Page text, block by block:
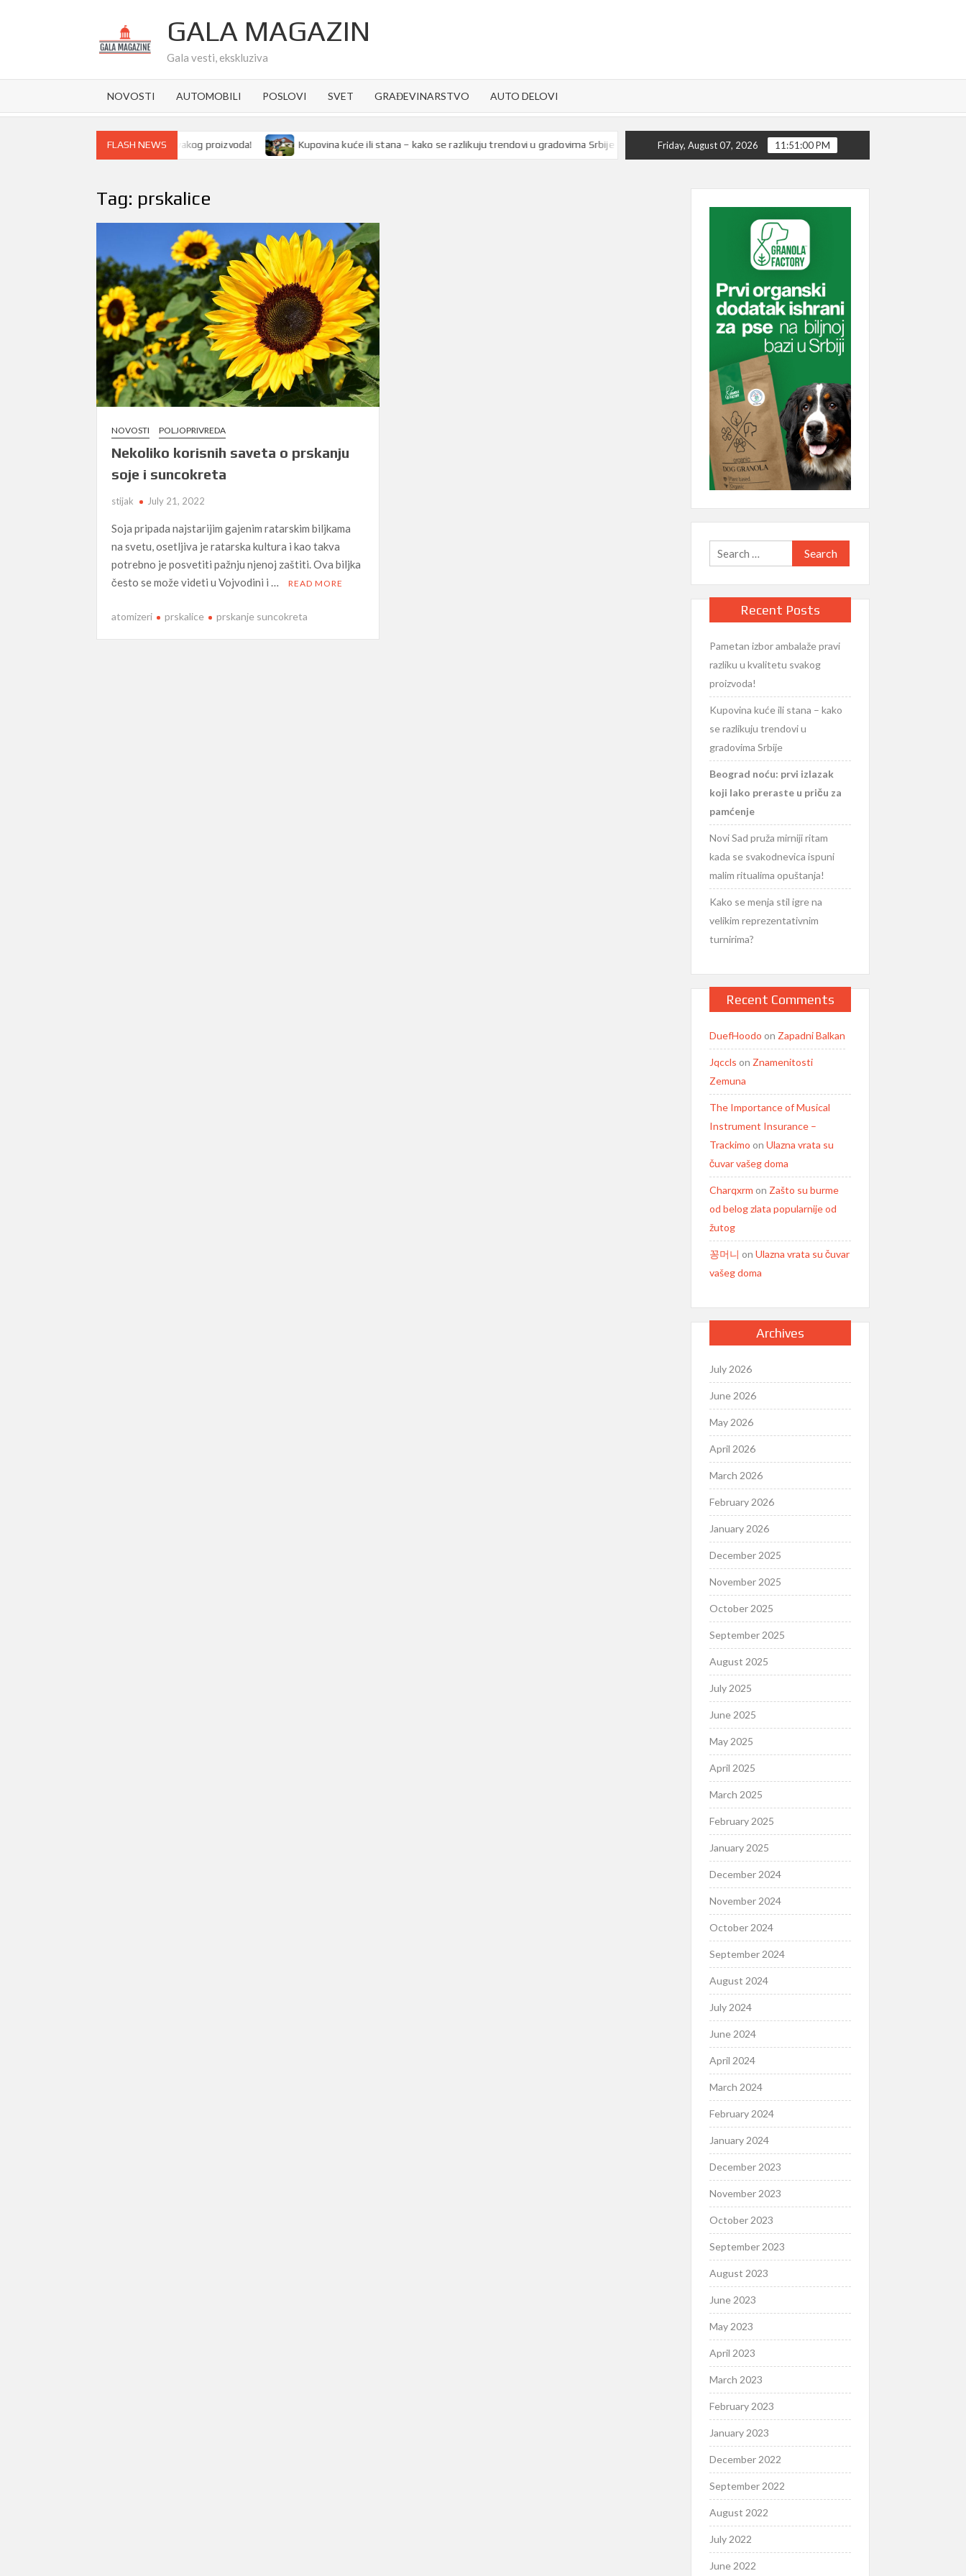
GALA MAGAZIN
Gala vesti, ekskluziva
NOVOSTI AUTOMOBILI POSLOVI SVET GRAĐEVINARSTVO AUTO DELOVI
FLASH NEWS
pravi razliku u kvalitetu svakog proizvoda! Kupovina kuće ili stana – kako se razlikuju trendovi u gradovima Srbije Beograd noću: prvi izlazak koji lako preraste u priču za pamćenje
Friday, August 07, 2026 11:51:01 PM
Tag: prskalice
NOVOSTI POLJOPRIVREDA
Nekoliko korisnih saveta o prskanju
soje i suncokreta
stijak July 21, 2022
Soja pripada najstarijim gajenim ratarskim biljkama
na svetu, osetljiva je ratarska kultura i kao takva
potrebno je posvetiti pažnju njenoj zaštiti. Ova biljka
često se može videti u Vojvodini i …
READ MORE
atomizeri prskalice prskanje suncokreta
Search
for:
Recent Posts
Pametan izbor ambalaže pravi
razliku u kvalitetu svakog
proizvoda!
Kupovina kuće ili stana – kako
se razlikuju trendovi u
gradovima Srbije
Beograd noću: prvi izlazak
koji lako preraste u priču za
pamćenje
Novi Sad pruža mirniji ritam
kada se svakodnevica ispuni
malim ritualima opuštanja!
Kako se menja stil igre na
velikim reprezentativnim
turnirima?
Recent Comments
DuefHoodo on Zapadni Balkan
Jqccls on Znamenitosti
Zemuna
The Importance of Musical
Instrument Insurance –
Trackimo on Ulazna vrata su
čuvar vašeg doma
Charqxrm on Zašto su burme
od belog zlata popularnije od
žutog
꽁머니 on Ulazna vrata su čuvar
vašeg doma
Archives
July 2026
June 2026
May 2026
April 2026
March 2026
February 2026
January 2026
December 2025
November 2025
October 2025
September 2025
August 2025
July 2025
June 2025
May 2025
April 2025
March 2025
February 2025
January 2025
December 2024
November 2024
October 2024
September 2024
August 2024
July 2024
June 2024
April 2024
March 2024
February 2024
January 2024
December 2023
November 2023
October 2023
September 2023
August 2023
June 2023
May 2023
April 2023
March 2023
February 2023
January 2023
December 2022
September 2022
August 2022
July 2022
June 2022